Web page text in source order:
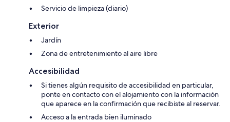
Servicio de limpieza (diario)
Exterior
Jardín
Zona de entretenimiento al aire libre
Accesibilidad
Si tienes algún requisito de accesibilidad en particular,
ponte en contacto con el alojamiento con la información
que aparece en la confirmación que recibiste al reservar.
Acceso a la entrada bien iluminado